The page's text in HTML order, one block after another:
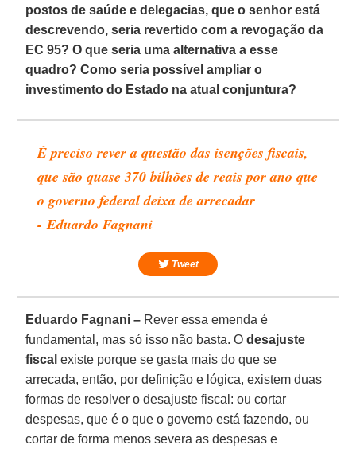
postos de saúde e delegacias, que o senhor está
descrevendo, seria revertido com a revogação da
EC 95? O que seria uma alternativa a esse
quadro? Como seria possível ampliar o
investimento do Estado na atual conjuntura?
É preciso rever a questão das isenções fiscais,
que são quase 370 bilhões de reais por ano que
o governo federal deixa de arrecadar
- Eduardo Fagnani
Tweet
Eduardo Fagnani – Rever essa emenda é
fundamental, mas só isso não basta. Odesajuste
fiscal existe porque se gasta mais do que se
arrecada, então, por definição e lógica, existem duas
formas de resolver o desajuste fiscal: ou cortar
despesas, que é o que o governo está fazendo, ou
cortar de forma menos severa as despesas e